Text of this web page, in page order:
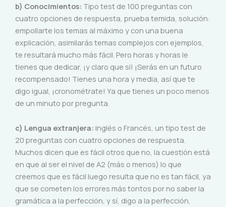
b) Conocimientos: Tipo test de 100 preguntas con
cuatro opciones de respuesta, prueba temida, solución:
empollarte los temas al máximo y con una buena
explicación, asimilarás temas complejos con ejemplos,
te resultará mucho más fácil. Pero horas y horas le
tienes que dedicar, ¡y claro que sí! ¡Serás en un futuro
recompensado! Tienes una hora y media, así que te
digo igual, ¡cronométrate! Ya que tienes un poco menos
de un minuto por pregunta.
c) Lengua extranjera: Inglés o Francés, un tipo test de
20 preguntas con cuatro opciones de respuesta.
Muchos dicen que es fácil otros que no, la cuestión está
en que al ser el nivel de A2 (más o menos) lo que
creemos que es fácil luego resulta que no es tan fácil, ya
que se cometen los errores más tontos por no saber la
gramática a la perfección, y sí, digo a la perfección,